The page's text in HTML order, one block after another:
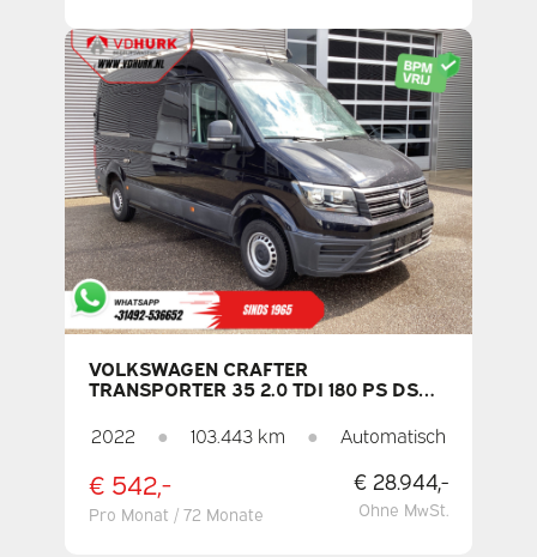
VOLKSWAGEN CRAFTER
TRANSPORTER 35 2.0 TDI 180 PS DSG
/ 270-GRAD-TÜREN / BEHEIZBARER
SITZ / CARPLAY / NAVI / KAMERA /
PDC / TEMPOMAT / KLIMAANLAGE
2022 ● 103.443 km ● Automatisch
€ 542,-
Pro Monat / 72 Monate
€ 28.944,-
Ohne MwSt.